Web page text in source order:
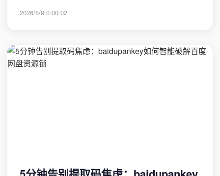
2026/8/9 0:00:02